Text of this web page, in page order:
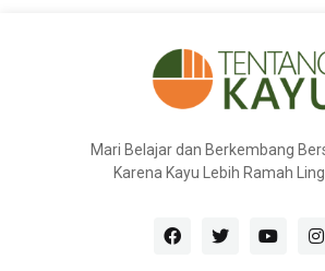
Mari Belajar dan Berkembang
Karena Kayu Lebih Ramah